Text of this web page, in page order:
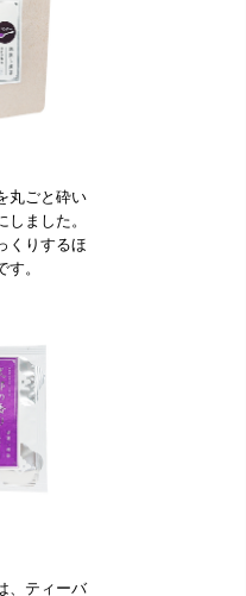
丸ごと砕い
ました。
くりするほ
。
、ティーバ